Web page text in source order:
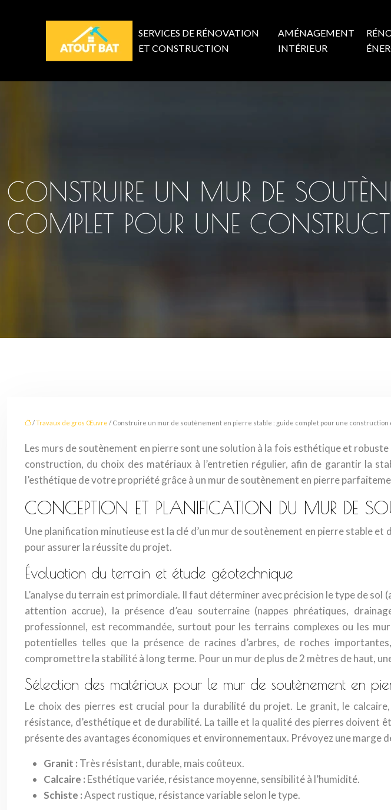
SERVICES DE RÉNOVATION
ET CONSTRUCTION
AMÉNAGEMENT
INTÉRIEUR
CONSTRUIRE UN MUR DE
COMPLET POUR UNE
/Travaux de gros Œuvre / Construire un mur de soutènement en pierre stable : guide complet pour une construction
Les murs de soutènement en pierre sont une solution à la fois esthétique et
construction, du choix des matériaux à l’entretien régulier, afin de garantir la
l’esthétique de votre propriété grâce à un mur de soutènement en pierre
CONCEPTION ET PLANIFICATION DU MUR DE
Une planification minutieuse est la clé d’un mur de soutènement en pierre stable
pour assurer la réussite du projet.
Évaluation du terrain et étude géotechnique
L’analyse du terrain est primordiale. Il faut déterminer avec précision le type de
attention accrue), la présence d’eau souterraine (nappes phréatiques,
professionnel, est recommandée, surtout pour les terrains complexes ou les
potentielles telles que la présence de racines d’arbres, de roches
compromettre la stabilité à long terme. Pour un mur de plus de 2 mètres de haut,
Sélection des matériaux pour le mur de soutènement en
Le choix des pierres est crucial pour la durabilité du projet. Le granit, le
résistance, d’esthétique et de durabilité. La taille et la qualité des pierres doivent
présente des avantages économiques et environnementaux. Prévoyez une marge
Granit : Très résistant, durable, mais coûteux.
Calcaire : Esthétique variée, résistance moyenne, sensibilité à l’humidité.
Schiste :Aspect rustique, résistance variable selon le type.